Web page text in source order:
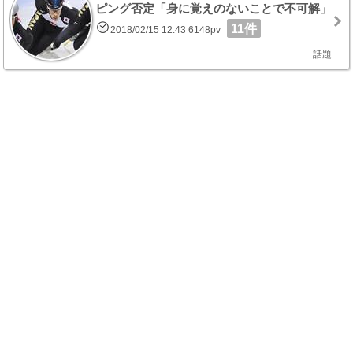
ピング否定「身に覚えのないことで不可解」
2018/02/15 12:43 6148pv 11件
話題